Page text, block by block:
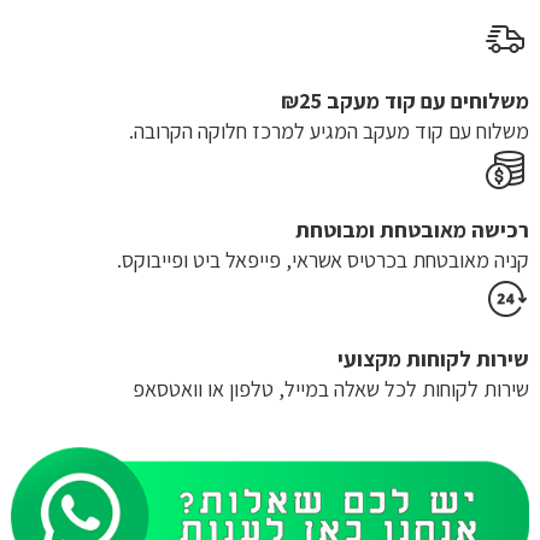
משלוחים עם קוד מעקב ₪25
משלוח​ עם קוד מעקב המגיע למרכז חלוקה הקרובה.
רכישה​ ​מאובטחת ומבוטחת
קניה מאובטחת בכרטיס אשראי, פייפאל ביט ופייבוקס.
שירות לקוחות מקצועי
שירות לקוחות לכל שאלה במייל, טלפון או וואטסאפ